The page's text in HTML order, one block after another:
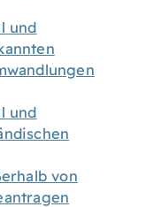
und
und
von